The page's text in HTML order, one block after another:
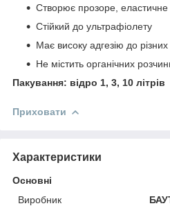
Створює прозоре, еластичне
Стійкий до ультрафіолету
Має високу адгезію до різних
Не містить органічних
Пакування: відро 1, 3, 10 літрів
Приховати
Характеристики
Основні
Виробник